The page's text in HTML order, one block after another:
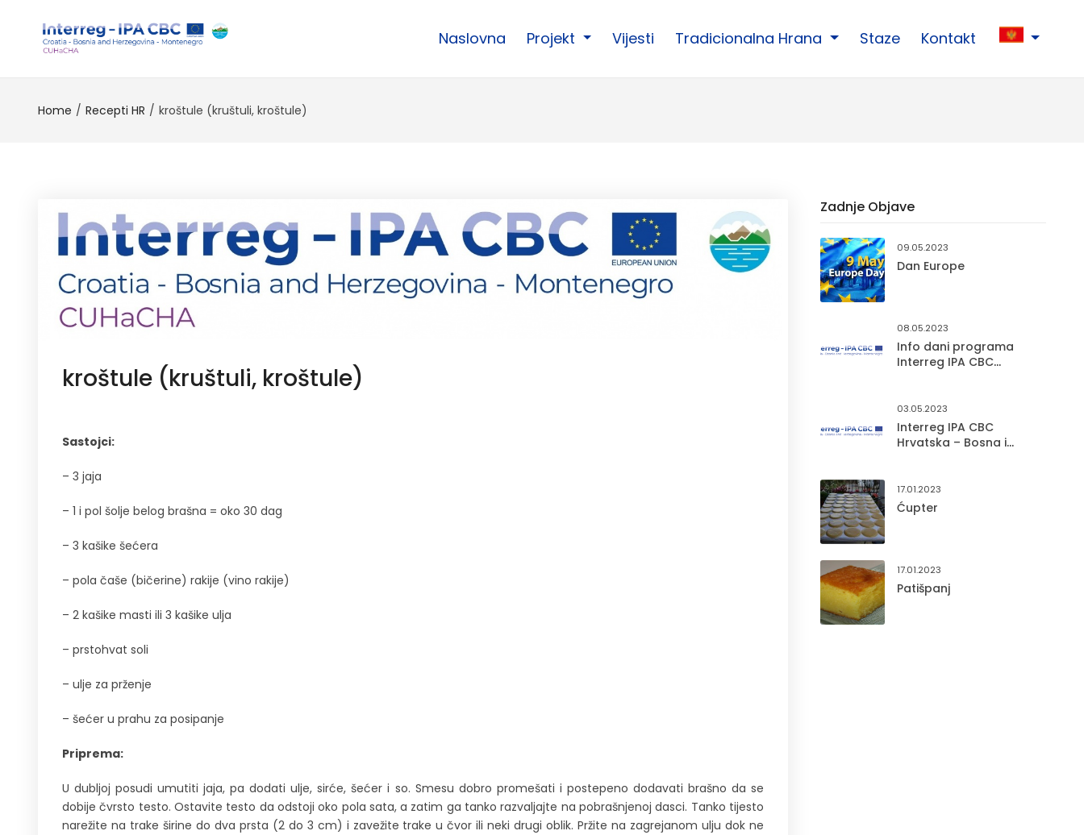
Naslovna Projekt Vijesti Tradicionalna Hrana Staze Kontakt
Home Recepti HR kroštule (kruštuli, kroštule)
kroštule (kruštuli, kroštule)
Sastojci:
– 3 jaja
– 1 i pol šolje belog brašna = oko 30 dag
– 3 kašike šećera
– pola čaše (bičerine) rakije (vino rakije)
– 2 kašike masti ili 3 kašike ulja
– prstohvat soli
– ulje za prženje
– šećer u prahu za posipanje
Priprema:
U dubljoj posudi umutiti jaja, pa dodati ulje, sirće, šećer i so. Smesu dobro promešati i postepeno dodavati brašno da se
dobije čvrsto testo. Ostavite testo da odstoji oko pola sata, a zatim ga tanko razvaljajte na pobrašnjenoj dasci. Tanko tijesto
narežite na trake širine do dva prsta (2 do 3 cm) i zavežite trake u čvor ili neki drugi oblik. Pržite na zagrejanom ulju dok ne
Zadnje Objave
09.05.2023
Dan Europe
08.05.2023
Info dani programa
Interreg IPA CBC
Gora
03.05.2023
Interreg IPA CBC
Hrvatska – Bosna i
dostavu projektnih
prijedloga
17.01.2023
Ćupter
17.01.2023
Patišpanj